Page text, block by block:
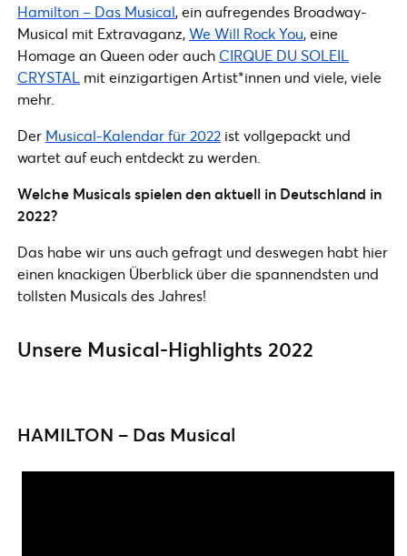
Hamilton – Das Musical, ein aufregendes Broadway-
Musical mit Extravaganz,We Will Rock You, eine
Homage an Queen oder auch CIRQUE DU SOLEIL
CRYSTAL mit einzigartigen Artist*innen und viele, viele
mehr.
Der Musical-Kalendar für 2022 ist vollgepackt und
wartet auf euch entdeckt zu werden.
Welche Musicals spielen den aktuell in Deutschland in
2022?
Das habe wir uns auch gefragt und deswegen habt hier
einen knackigen Überblick über die spannendsten und
tollsten Musicals des Jahres!
Unsere Musical-Highlights 2022
HAMILTON – Das Musical